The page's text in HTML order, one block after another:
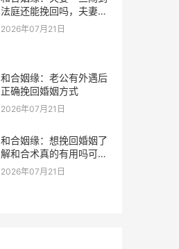
法庭还能挽回吗，夫妻感
情挽回
2026年07月21日
和合姻缘：老公有外遇后
正确挽回婚姻方式
2026年07月21日
和合姻缘：想挽回婚姻了
解和合术真的有用吗可以
问道长
2026年07月21日